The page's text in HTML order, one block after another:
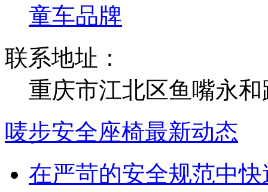
童车品牌
联系地址：
重庆市江北区鱼嘴永和
唛步安全座椅最新动态
在严苛的安全规范中